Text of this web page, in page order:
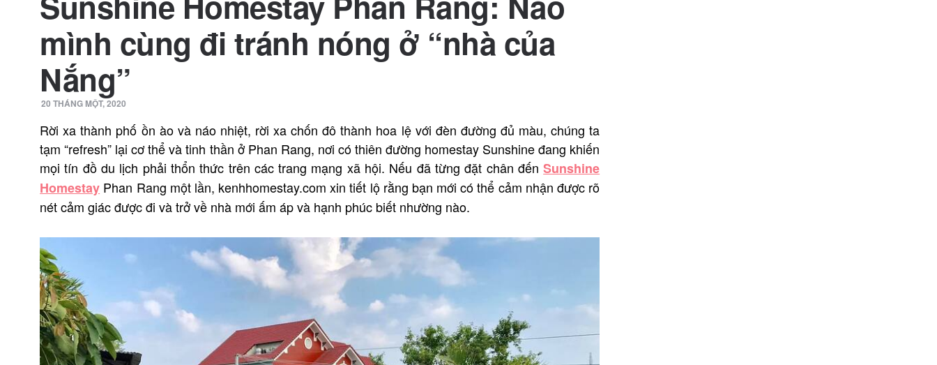
mình cùng đi tránh nóng ở “nhà của
Nắng”
20 THÁNG MỘT, 2020
Rời xa thành phố ồn ào và náo nhiệt, rời xa chốn đô thành hoa lệ với đèn đường đủ màu, chúng ta
tạm “refresh” lại cơ thể và tinh thần ở Phan Rang, nơi có thiên đường homestay Sunshine đang khiến
mọi tín đồ du lịch phải thổn thức trên các trang mạng xã hội. Nếu đã từng đặt chân đếnSunshine
Homestay Phan Rang một lần, kenhhomestay.com xin tiết lộ rằng bạn mới có thể cảm nhận được rõ
nét cảm giác được đi và trở về nhà mới ấm áp và hạnh phúc biết nhường nào.